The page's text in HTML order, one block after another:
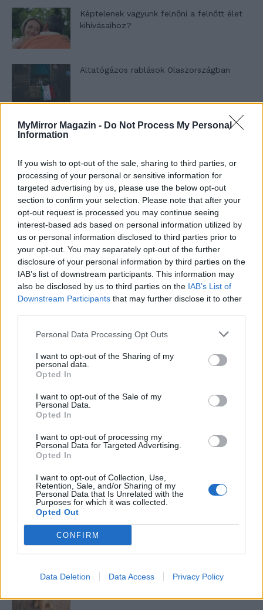
MyMirror Magazin - Do Not Process My Personal
Information
If you wish to opt-out of the sale, sharing to third parties, or
processing of your personal or sensitive information for
targeted advertising by us, please use the below opt-out
section to confirm your selection. Please note that after your
opt-out request is processed you may continue seeing
interest-based ads based on personal information utilized by
us or personal information disclosed to third parties prior to
your opt-out. You may separately opt-out of the further
disclosure of your personal information by third parties on the
IAB’s list of downstream participants. This information may
also be disclosed by us to third parties on the IAB’s List of
Downstream Participants that may further disclose it to other
Personal Data Processing Opt Outs
I want to opt-out of the Sharing of my
personal data.
Opted In
I want to opt-out of the Sale of my
Personal Data.
Opted In
I want to opt-out of processing my
Personal Data for Targeted Advertising.
Opted In
I want to opt-out of Collection, Use,
Retention, Sale, and/or Sharing of my
Personal Data that Is Unrelated with the
Purposes for which it was collected.
Opted Out
CONFIRM
Data Deletion Data Access Privacy Policy
Képtelenek vagyunk felnőni a felnőtt élet
kihívásaihoz?
Altatógázos rablások Olaszországban
A kislány, akit nem védett meg senki –
T. Barnett: Gyilkosság a Garda-tónál 12.
rész
T. szereti a fiatal lányokat 13. rész
Minka 10. rész
Minka 9. rész
Máltai kaland 7.
a hétköznapokban
nyílik – Villa...
A családok, akik soha nem hagyták abba